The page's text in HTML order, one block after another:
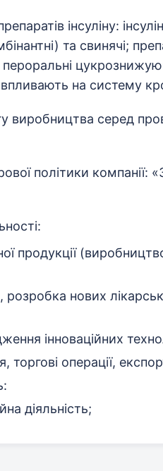
інсуліну:
та свинячі;
на систему
виробництва серед
політики компанії:
продукції
розробка нових
інноваційних
торгові операції,
діяльність;